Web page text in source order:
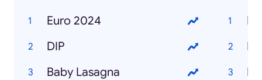
Euro 2024
DIP
Baby Lasagna